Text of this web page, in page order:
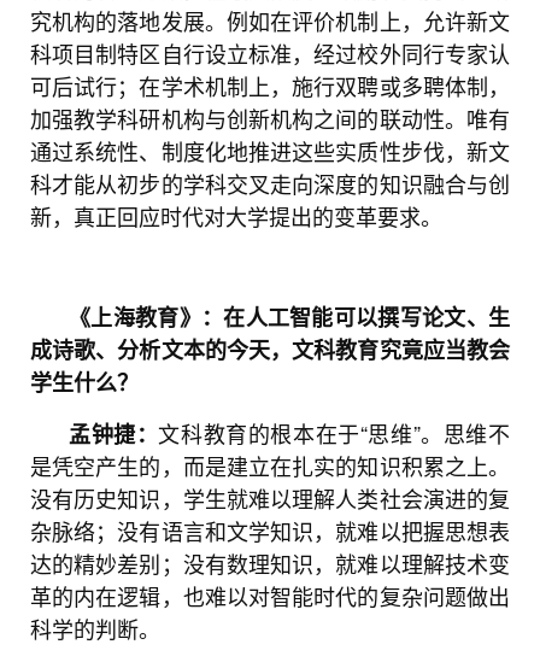
究机构的落地发展。例如在评价机制上，允许新文
科项目制特区自行设立标准，经过校外同行专家认
可后试行；在学术机制上，施行双聘或多聘体制，
加强教学科研机构与创新机构之间的联动性。唯有
通过系统性、制度化地推进这些实质性步伐，新文
科才能从初步的学科交叉走向深度的知识融合与创
新，真正回应时代对大学提出的变革要求。
《上海教育》：在人工智能可以撰写论文、生
成诗歌、分析文本的今天，文科教育究竟应当教会
学生什么？
孟钟捷：文科教育的根本在于“思维”。思维不
是凭空产生的，而是建立在扎实的知识积累之上。
没有历史知识，学生就难以理解人类社会演进的复
杂脉络；没有语言和文学知识，就难以把握思想表
达的精妙差别；没有数理知识，就难以理解技术变
革的内在逻辑，也难以对智能时代的复杂问题做出
科学的判断。